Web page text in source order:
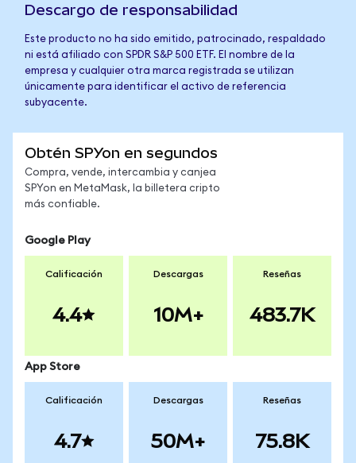
Descargo de responsabilidad
Este producto no ha sido emitido, patrocinado, respaldado
ni está afiliado con SPDR S&P 500 ETF. El nombre de la
empresa y cualquier otra marca registrada se utilizan
únicamente para identificar el activo de referencia
subyacente.
Obtén SPYon en segundos
Compra, vende, intercambia y canjea
SPYon en MetaMask, la billetera cripto
más confiable.
Google Play
Calificación
4.4
Descargas
10M+
Reseñas
483.7K
App Store
Calificación
4.7
Descargas
50M+
Reseñas
75.8K